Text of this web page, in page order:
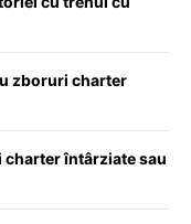
zboruri charter
întârziate sau